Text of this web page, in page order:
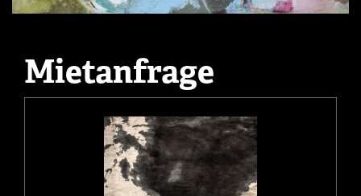
Mietanfrage